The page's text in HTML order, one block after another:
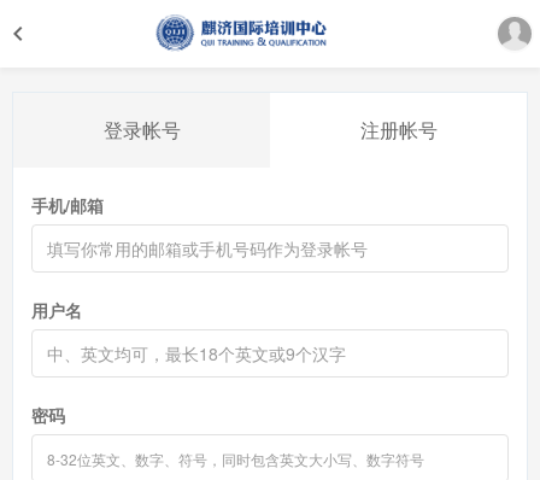
登录帐号 注册帐号
手机/邮箱
用户名
密码